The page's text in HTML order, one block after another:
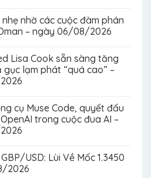
nhờ các cuộc đàm phán
– ngày 06/08/2026
Lisa Cook sẵn sàng tăng
gục lạm phát “quá cao” –
cụ Muse Code, quyết đấu
trong cuộc đua AI –
USD: Lùi Về Mốc 1.3450
2026